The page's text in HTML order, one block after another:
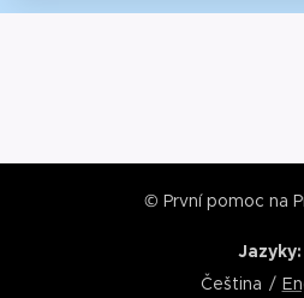
© První pomoc na
Jazyky
Čeština